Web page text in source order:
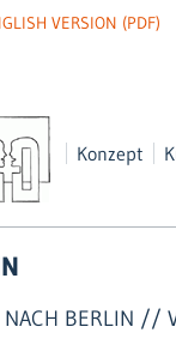
Konzept
VERSION (PDF)
BERLIN //